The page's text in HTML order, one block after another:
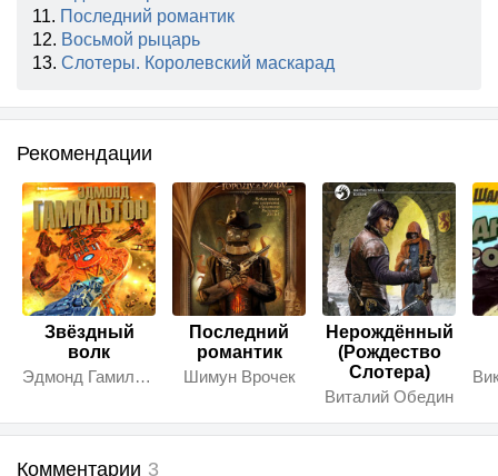
11. Последний романтик
12. Восьмой рыцарь
13. Слотеры. Королевский маскарад
Рекомендации
Звёздный
волк
Эдмонд Гамильтон
Последний
романтик
Шимун Врочек
Нерождённый
(Рождество
Слотера)
Виталий Обедин
Комментарии 3